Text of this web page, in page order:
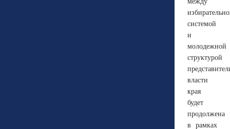
системой
и
молодежной
структурой
власти
края
будет
продолжена
в рамках